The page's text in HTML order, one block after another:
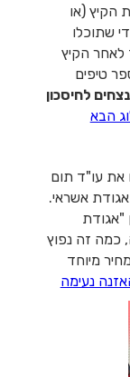
הקיץ (או
שתוכלו
לאחר הקיץ
טיפים
המנצחים לחיסכון
הבא
את עו"ד תום
אשראי.
"אגודת
כמה זה נפוץ
מיוחד
נעימה